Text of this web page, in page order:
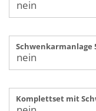
Schwenkarmanlage
Komplettset mit